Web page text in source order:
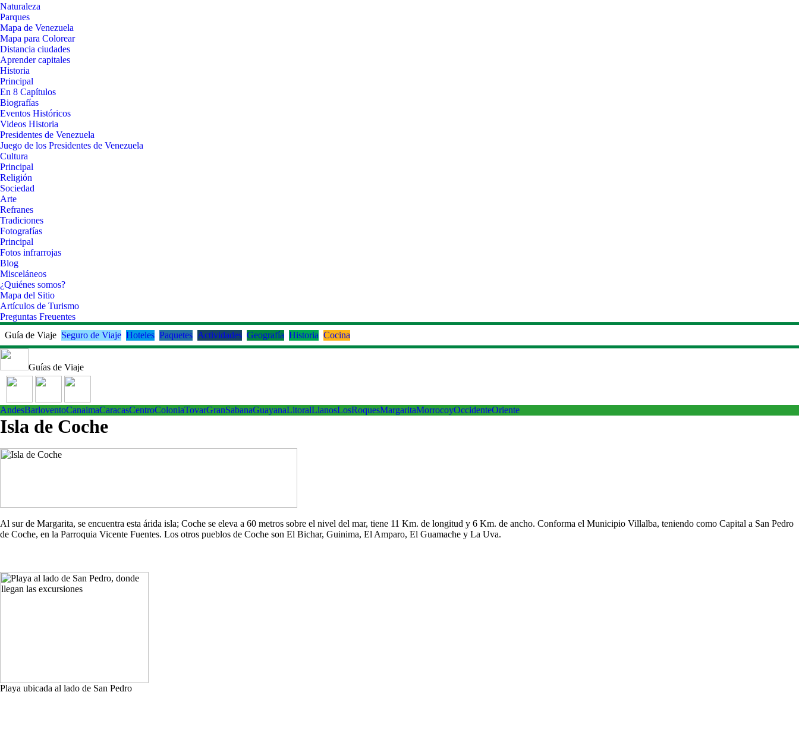
Naturaleza
Parques
Mapa de Venezuela
Mapa para Colorear
Distancia ciudades
Aprender capitales
Historia
Principal
En 8 Capítulos
Biografías
Eventos Históricos
Videos Historia
Presidentes de Venezuela
Juego de los Presidentes de Venezuela
Cultura
Principal
Religión
Sociedad
Arte
Refranes
Tradiciones
Fotografías
Principal
Fotos infrarrojas
Blog
Misceláneos
¿Quiénes somos?
Mapa del Sitio
Artículos de Turismo
Preguntas Freuentes
Guía de Viaje Seguro de Viaje Hoteles Paquetes Actividades Geografía Historia Cocina
Guías de Viaje
AndesBarloventoCanaimaCaracasCentroColoniaTovarGranSabanaGuayanaLitoralLlanosLosRoquesMargaritaMorrocoyOccidenteOriente
Isla de Coche
Al sur de Margarita, se encuentra esta árida isla; Coche se eleva a 60 metros sobre el nivel del mar, tiene 11 Km. de longitud y 6 Km. de ancho. Conforma el Municipio Villalba, teniendo como Capital a San Pedro
de Coche, en la Parroquia Vicente Fuentes. Los otros pueblos de Coche son El Bichar, Guinima, El Amparo, El Guamache y La Uva.
Playa ubicada al lado de San Pedro